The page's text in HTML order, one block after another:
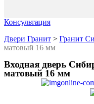
Консультация
Двери Гранит > Гранит
матовый 16 мм
Входная дверь
матовый 16 мм